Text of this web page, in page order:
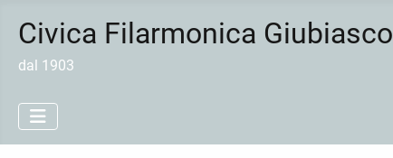
Civica Filarmonica Giubiasco
dal 1903